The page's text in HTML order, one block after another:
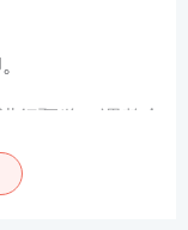
行预览，调整合